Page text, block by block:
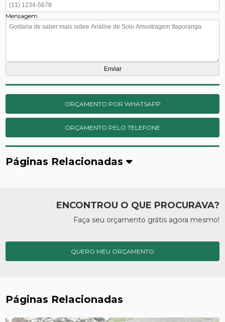
Mensagem
ORÇAMENTO POR WHATSAPP
ORÇAMENTO PELO TELEFONE
Páginas Relacionadas
ENCONTROU O QUE PROCURAVA?
Faça seu orçamento grátis agora mesmo!
QUERO MEU ORÇAMENTO
Páginas Relacionadas